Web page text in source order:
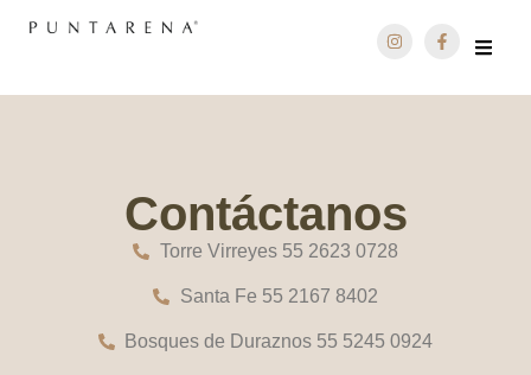
Contáctanos
Torre Virreyes 55 2623 0728
Santa Fe 55 2167 8402
Bosques de Duraznos 55 5245 0924